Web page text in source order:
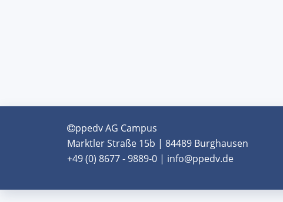
ppedv AG Campus
Marktler Straße 15b | 84489 Burghausen
+49 (0) 8677 - 9889-0 | info@ppedv.de